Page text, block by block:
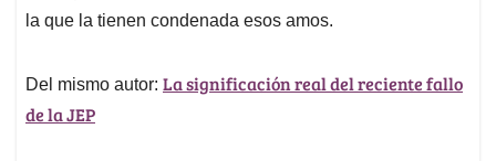
la que la tienen condenada esos amos.
Del mismo autor: La significación real del reciente fallo
de la JEP